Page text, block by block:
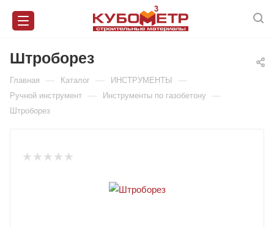
Штроборез
Главная — Каталог — ИНСТРУМЕНТЫ —
Ручной инструмент — Инструменты по газобетону —
Штроборез